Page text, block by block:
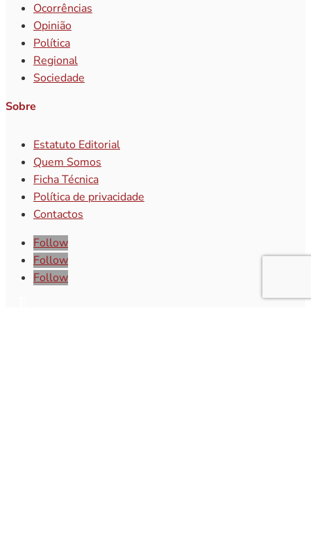
Ocorrências
Opinião
Política
Regional
Sociedade
Sobre
Estatuto Editorial
Quem Somos
Ficha Técnica
Política de privacidade
Contactos
Follow
Follow
Follow